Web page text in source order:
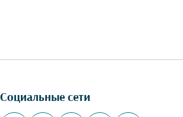
Социальные сети